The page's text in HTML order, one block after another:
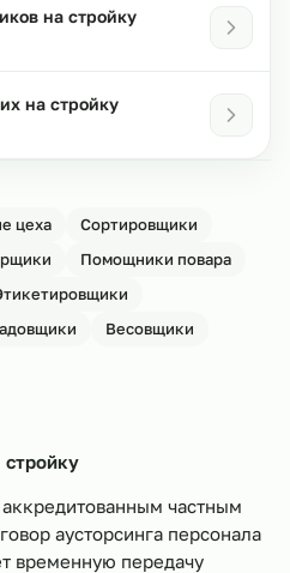
на стройку
на стройку
цеха
Сортировщики
Помощники повара
Весовщики
стройку
частным
аусторсинга персонала
временную передачу